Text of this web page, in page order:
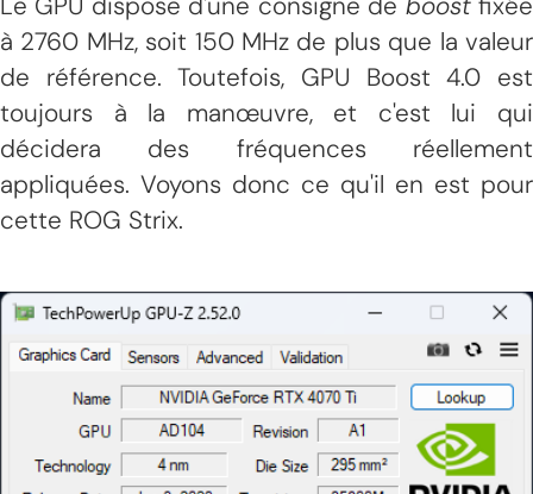
à 2760 MHz, soit 150 MHz de plus que la valeur
de référence. Toutefois, GPU Boost 4.0 est
toujours à la manœuvre, et c'est lui qui
décidera des fréquences réellement
appliquées. Voyons donc ce qu'il en est pour
cette ROG Strix.